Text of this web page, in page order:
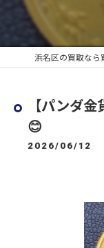
【パンダ
😊
2026/06/12